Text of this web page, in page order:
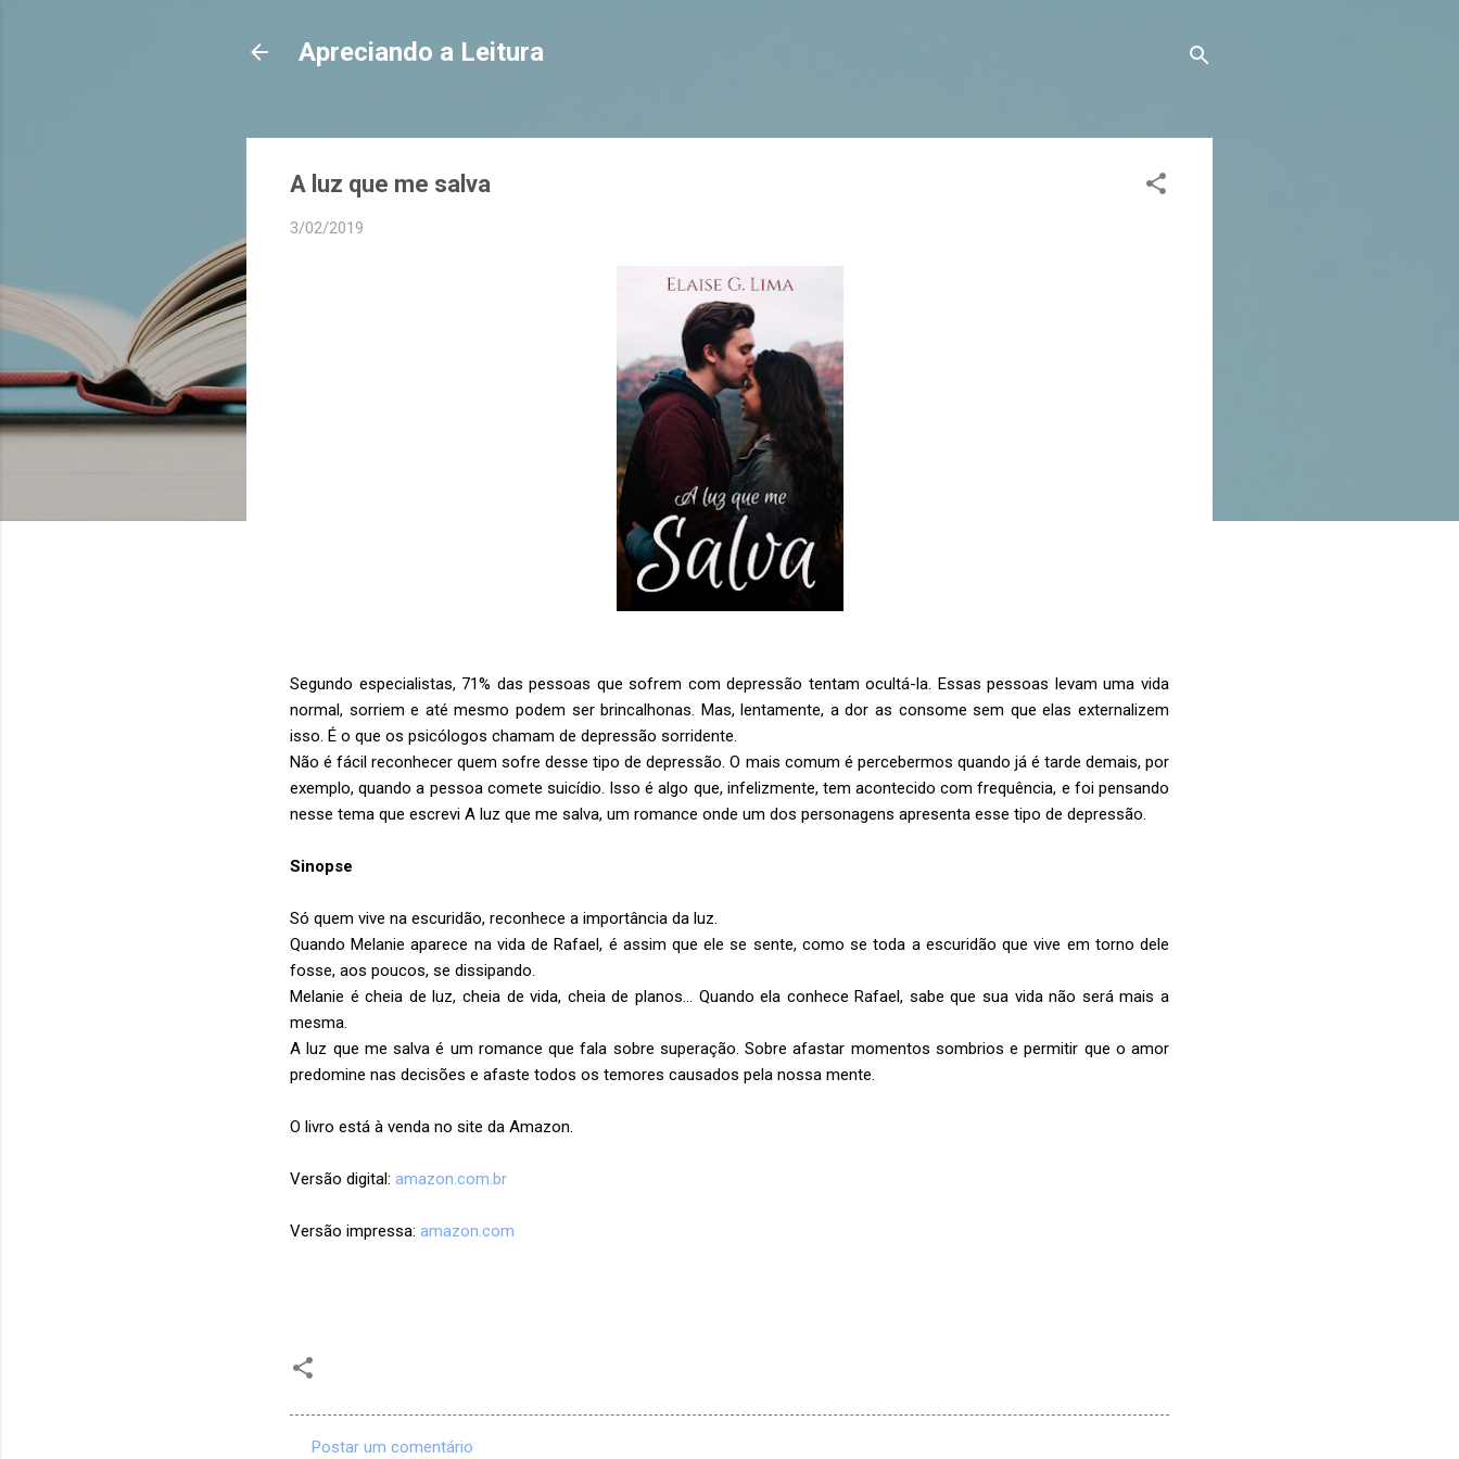
Apreciando a Leitura
A luz que me salva
3/02/2019
Segundo especialistas, 71% das pessoas que sofrem com depressão tentam ocultá-la. Essas pessoas levam uma vida
normal, sorriem e até mesmo podem ser brincalhonas. Mas, lentamente, a dor as consome sem que elas externalizem
isso. É o que os psicólogos chamam de depressão sorridente.
Não é fácil reconhecer quem sofre desse tipo de depressão. O mais comum é percebermos quando já é tarde demais, por
exemplo, quando a pessoa comete suicídio. Isso é algo que, infelizmente, tem acontecido com frequência, e foi pensando
nesse tema que escrevi A luz que me salva, um romance onde um dos personagens apresenta esse tipo de depressão.
Sinopse
Só quem vive na escuridão, reconhece a importância da luz.
Quando Melanie aparece na vida de Rafael, é assim que ele se sente, como se toda a escuridão que vive em torno dele
fosse, aos poucos, se dissipando.
Melanie é cheia de luz, cheia de vida, cheia de planos... Quando ela conhece Rafael, sabe que sua vida não será mais a
mesma.
A luz que me salva é um romance que fala sobre superação. Sobre afastar momentos sombrios e permitir que o amor
predomine nas decisões e afaste todos os temores causados pela nossa mente.
O livro está à venda no site da Amazon.
Versão digital: amazon.com.br
Versão impressa: amazon.com
Postar um comentário